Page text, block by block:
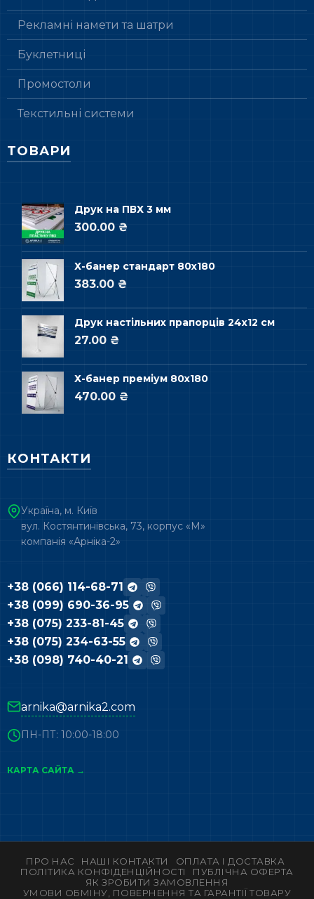
Рекламні намети та шатри
Буклетниці
Промостоли
Текстильні системи
ТОВАРИ
Друк на ПВХ 3 мм
300.00 ₴
Х-банер стандарт 80х180
383.00 ₴
Друк настільних прапорців 24х12 см
27.00 ₴
Х-банер преміум 80х180
470.00 ₴
КОНТАКТИ
Україна, м. Київ
вул. Костянтинівська, 73, корпус «М»
компанія «Арніка-2»
+38 (066) 114-68-71
+38 (099) 690-36-95
+38 (075) 233-81-45
+38 (075) 234-63-55
+38 (098) 740-40-21
arnika@arnika2.com
ПН-ПТ: 10:00-18:00
КАРТА САЙТА →
ПРО НАС НАШІ КОНТАКТИ
ОПЛАТА І ДОСТАВКА
ПОЛІТИКА КОНФІДЕНЦІЙНОСТІ
ПУБЛІЧНА ОФЕРТА
ЯК ЗРОБИТИ ЗАМОВЛЕННЯ
УМОВИ ОБМІНУ, ПОВЕРНЕННЯ ТА ГАРАНТІЇ ТОВАРУ